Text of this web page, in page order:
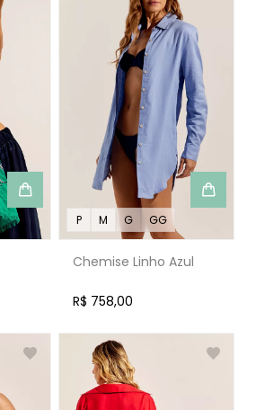
P M G GG
Chemise Linho Azul
R$ 758,00